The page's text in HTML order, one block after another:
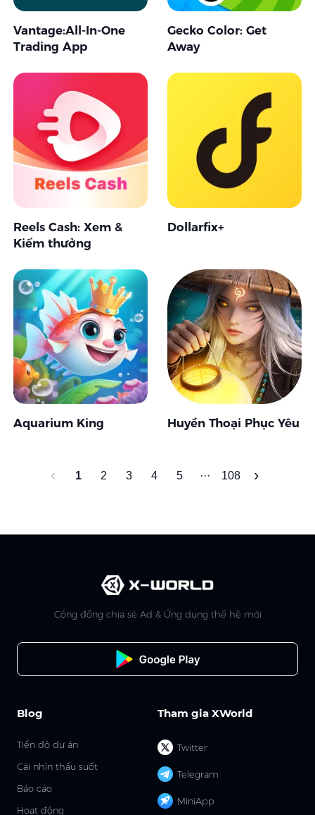
Vantage:All-In-One
Trading App
Gecko Color: Get
Away
Reels Cash: Xem &
Kiếm thưởng
Dollarfix+
Aquarium King Huyền Thoại Phục Yêu
‹ 1 2 3 4 5 ··· 108 ›
Cộng đồng chia sẻ Ad & Ứng dụng thế hệ mới
Tham gia XWorld
Twitter
Telegram
MiniApp
Blog
Tiến độ dự án
Cái nhìn thấu suốt
Báo cáo
Hoạt động